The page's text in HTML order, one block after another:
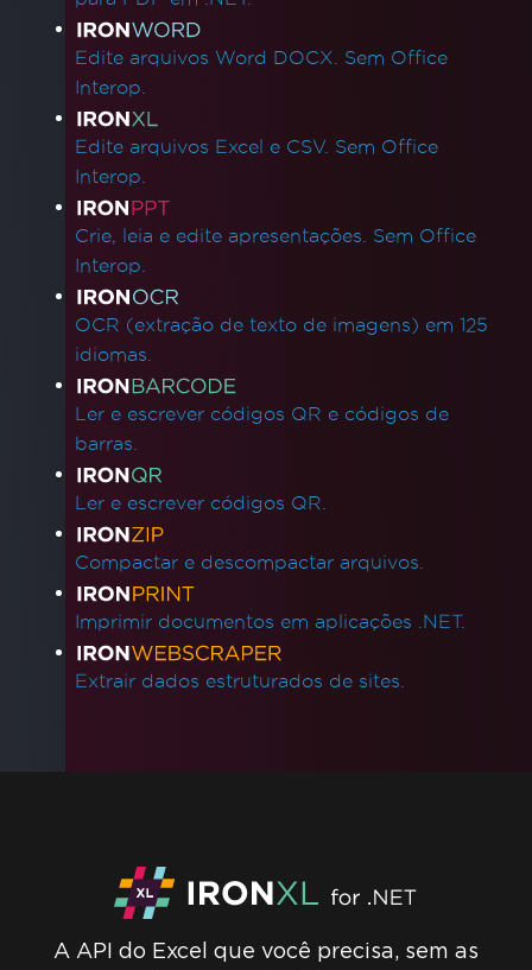
Edite arquivos Word DOCX. Sem Office
Interop.
Edite arquivos Excel e CSV. Sem Office
Interop.
Crie, leia e edite apresentações. Sem Office
Interop.
OCR (extração de texto de imagens) em 125
idiomas.
Ler e escrever códigos QR e códigos de
barras.
Ler e escrever códigos QR.
Compactar e descompactar arquivos.
Imprimir documentos em aplicações .NET.
Extrair dados estruturados de sites.
A API do Excel que você precisa, sem as